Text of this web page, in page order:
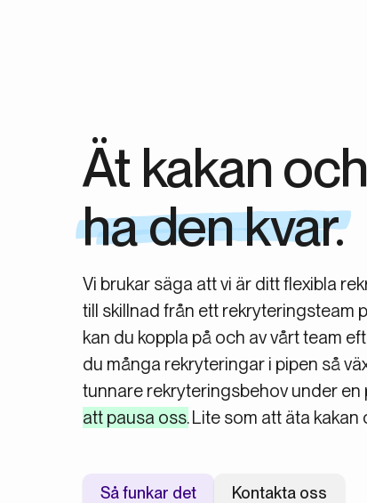
Ät kakan och
ha den kvar.
Vi brukar säga att vi är ditt flexibla
till skillnad från ett rekryteringsteam
kan du koppla på och av vårt team
du många rekryteringar i pipen så
tunnare rekryteringsbehov under en
att pausa oss. Lite som att äta kakan
Så funkar det Kontakta oss